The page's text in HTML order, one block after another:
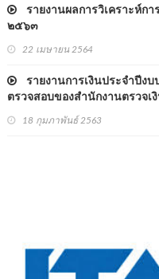
รายงานผลการวิเคราะห์ก
๒๕๖๓
22 เมษายน 2564
รายงานการเงินประจำปีงบ
ตรวจสอบของสำนักงานตรวจเ
18 กุมภาพันธ์ 2563